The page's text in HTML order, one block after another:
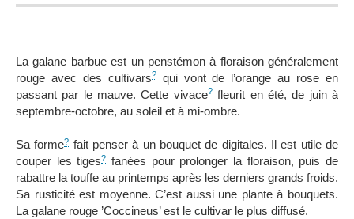
La galane barbue est un penstémon à floraison généralement
rouge avec des cultivars?qui vont de l’orange au rose en
passant par le mauve. Cette vivace?fleurit en été, de juin à
septembre-octobre, au soleil et à mi-ombre.
Sa forme? fait penser à un bouquet de digitales. Il est utile de
couper les tiges? fanées pour prolonger la floraison, puis de
rabattre la touffe au printemps après les derniers grands froids.
Sa rusticité est moyenne. C’est aussi une plante à bouquets.
La galane rouge ’Coccineus’ est le cultivar le plus diffusé.